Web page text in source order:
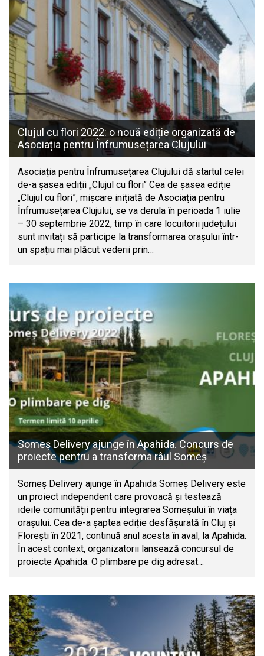
Clujul cu flori 2022: o nouă ediție organizată de
Asociația pentru Înfrumusețarea Clujului
Asociația pentru Înfrumusețarea Clujului dă startul celei
de-a șasea ediții „Clujul cu flori’’ Cea de șasea ediție
„Clujul cu flori”, mișcare inițiată de Asociația pentru
Înfrumusețarea Clujului, se va derula în perioada 1 iulie
– 30 septembrie 2022, timp în care locuitorii județului
sunt invitați să participe la transformarea orașului într-
un spațiu mai plăcut vederii prin…
Someș Delivery ajunge în Apahida. Concurs de
proiecte pentru a transforma râul Someș
Someș Delivery ajunge în Apahida Someș Delivery este
un proiect independent care provoacă și testează
ideile comunității pentru integrarea Someșului în viața
orașului. Cea de-a șaptea ediție desfășurată în Cluj și
Florești în 2021, continuă anul acesta în aval, la Apahida.
În acest context, organizatorii lansează concursul de
proiecte Apahida. O plimbare pe dig adresat…